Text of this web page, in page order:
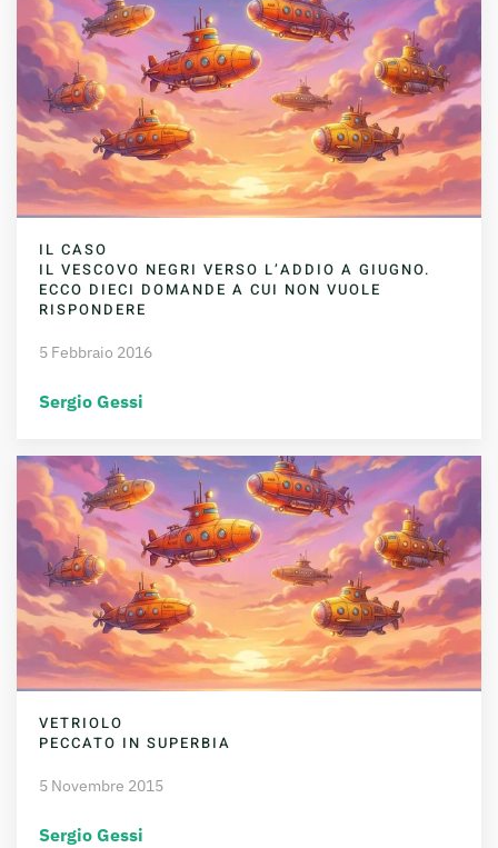
IL CASO
IL VESCOVO NEGRI VERSO L’ADDIO A GIUGNO.
ECCO DIECI DOMANDE A CUI NON VUOLE
RISPONDERE
5 Febbraio 2016
Sergio Gessi
VETRIOLO
PECCATO IN SUPERBIA
5 Novembre 2015
Sergio Gessi